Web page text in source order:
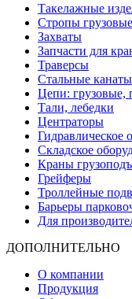
Такелажные
Стропы грузовые
Захваты
Запчасти для
Траверсы
Стальные канаты
Цепи: грузовые,
Тали, лебедки
Центраторы
Гидравлическое
Складское
Краны
Грейферы
Троллейные
Барьеры
Для
ДОПОЛНИТЕЛЬНО
О компании
Продукция